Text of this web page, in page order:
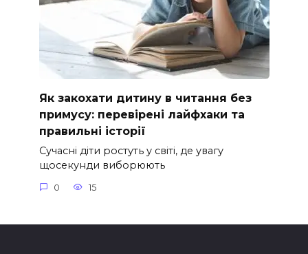
Як закохати дитину в читання без
примусу: перевірені лайфхаки та
правильні історії
Сучасні діти ростуть у світі, де увагу
щосекунди виборюють
0 15